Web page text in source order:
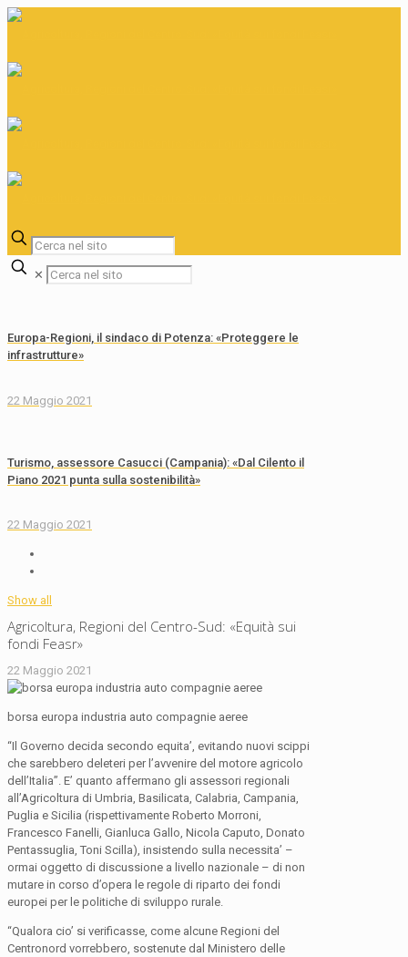
✕
Europa-Regioni, il sindaco di Potenza: «Proteggere le
infrastrutture»
22 Maggio 2021
Turismo, assessore Casucci (Campania): «Dal Cilento il
Piano 2021 punta sulla sostenibilità»
22 Maggio 2021
Show all
Agricoltura, Regioni del Centro-Sud: «Equità sui
fondi Feasr»
22 Maggio 2021
borsa europa industria auto compagnie aeree
“Il Governo decida secondo equita’, evitando nuovi scippi
che sarebbero deleteri per l’avvenire del motore agricolo
dell’Italia”. E’ quanto affermano gli assessori regionali
all’Agricoltura di Umbria, Basilicata, Calabria, Campania,
Puglia e Sicilia (rispettivamente Roberto Morroni,
Francesco Fanelli, Gianluca Gallo, Nicola Caputo, Donato
Pentassuglia, Toni Scilla), insistendo sulla necessita’ –
ormai oggetto di discussione a livello nazionale – di non
mutare in corso d’opera le regole di riparto dei fondi
europei per le politiche di sviluppo rurale.
“Qualora cio’ si verificasse, come alcune Regioni del
Centronord vorrebbero, sostenute dal Ministero delle